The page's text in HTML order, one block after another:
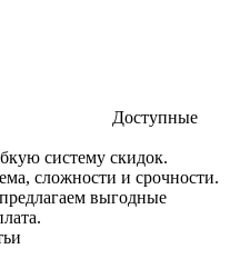
Доступные
систему скидок.
сложности и срочности.
выгодные